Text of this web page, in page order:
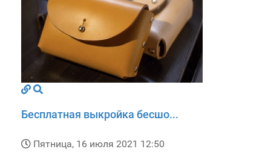
Бесплатная выкройка бесшо...
Пятница, 16 июля 2021 12:50